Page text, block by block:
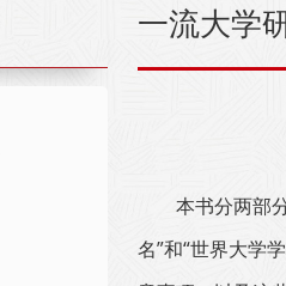
一流大学
本书分两部
名”和“世界大学